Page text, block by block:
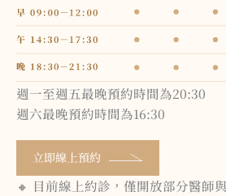
週一至週五最晚預約時間為20:30
週六最晚預約時間為16:30
立即線上預約
🔸 目前線上約診，僅開放部分醫師